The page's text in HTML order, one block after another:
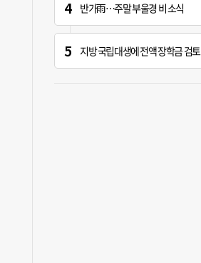
반가雨…주말 부울경 비 소식
지방 국립대생에 전액 장학금 검토